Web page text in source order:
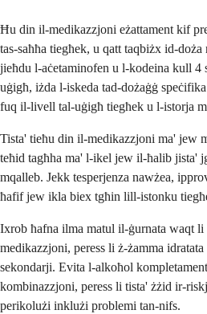
Ħu din il-medikazzjoni eżattament kif
tas-saħħa tiegħek, u qatt taqbiżx id-
jieħdu l-aċetaminofen u l-kodeina kull 4
uġigħ, iżda l-iskeda tad-dożaġġ
fuq il-livell tal-uġigħ tiegħek u l-istorja
Tista' tieħu din il-medikazzjoni ma' jew
teħid tagħha ma' l-ikel jew il-ħalib jista'
mqalleb. Jekk tesperjenza nawżea,
ħafif jew ikla biex tgħin lill-istonku
Ixrob ħafna ilma matul il-ġurnata waqt
medikazzjoni, peress li ż-żamma
sekondarji. Evita l-alkoħol
kombinazzjoni, peress li tista' żżid ir-
perikolużi inklużi problemi tan-nifs.